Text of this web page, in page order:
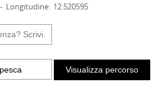
Longitudine: 12.520595